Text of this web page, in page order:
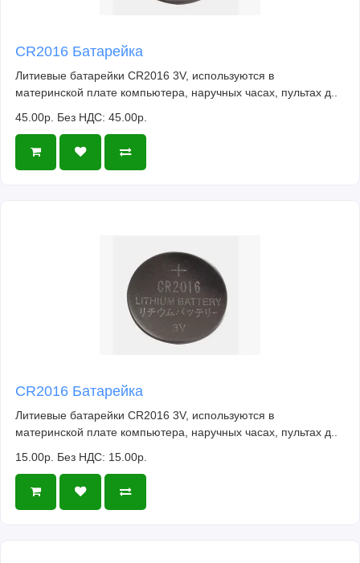
CR2016 Батарейка
Литиевые батарейки CR2016 3V, используются в
материнской плате компьютера, наручных часах, пультах д..
45.00р. Без НДС: 45.00р.
CR2016 Батарейка
Литиевые батарейки CR2016 3V, используются в
материнской плате компьютера, наручных часах, пультах д..
15.00р. Без НДС: 15.00р.